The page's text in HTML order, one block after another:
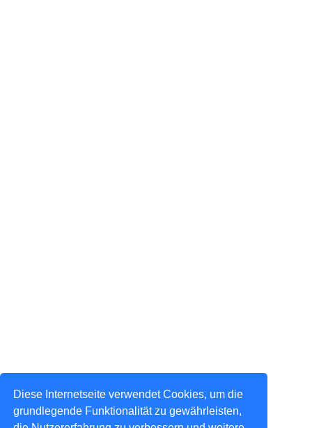
Diese Internetseite verwendet Cookies, um die
grundlegende Funktionalität zu gewährleisten,